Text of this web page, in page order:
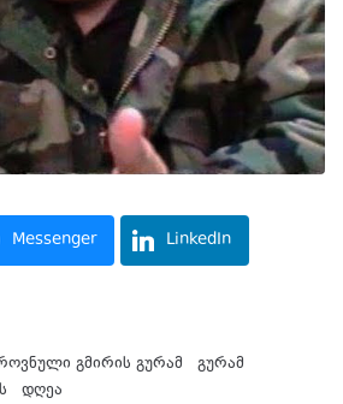
Messenger LinkedIn
გმირის გურამ გურამ
დღეა